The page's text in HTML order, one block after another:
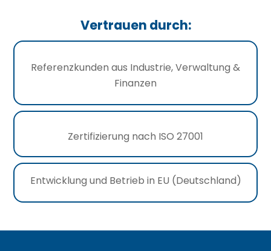
Vertrauen durch:
Referenzkunden aus Industrie, Verwaltung &
Finanzen
Zertifizierung nach ISO 27001
Entwicklung und Betrieb in EU (Deutschland)